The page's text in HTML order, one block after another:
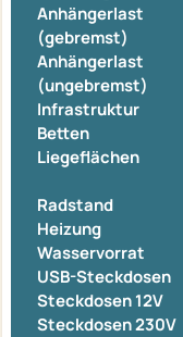
Anhängerlast
(gebremst)
Anhängerlast
(ungebremst)
Infrastruktur
Betten
Liegeflächen
Radstand
Heizung
Wasservorrat
USB-Steckdosen
Steckdosen 12V
Steckdosen 230V